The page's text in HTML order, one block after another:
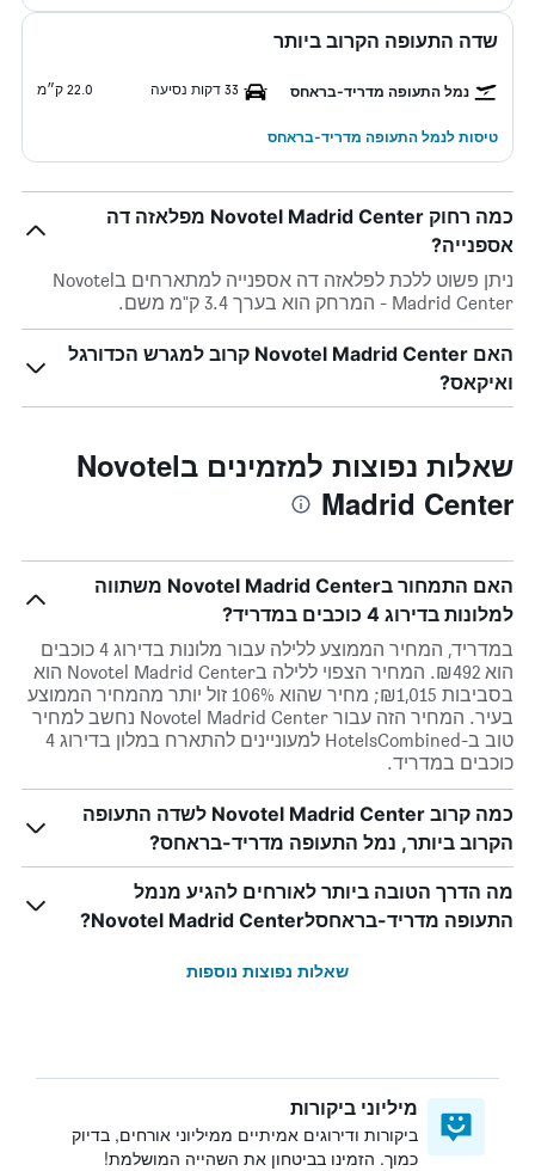
שדה התעופה הקרוב ביותר
נמל התעופה מדריד-בראחס 33 דקות נסיעה 22.0 ק״מ
טיסות לנמל התעופה מדריד-בראחס
כמה רחוק Novotel Madrid Center מפלאזה דה
אספנייה?
ניתן פשוט ללכת לפלאזה דה אספנייה למתארחים בNovotel
Madrid Center - המרחק הוא בערך 3.4 ק"מ משם.
האם Novotel Madrid Center קרוב למגרש הכדורגל
ואיקאס?
שאלות נפוצות למזמינים בNovotel
Madrid Center
האם התמחור בNovotel Madrid Center משתווה
למלונות בדירוג 4 כוכבים במדריד?
במדריד, המחיר הממוצע ללילה עבור מלונות בדירוג 4 כוכבים
הוא ₪492. המחיר הצפוי ללילה בNovotel Madrid Center הוא
בסביבות ₪1,015; מחיר שהוא 106% זול יותר מהמחיר הממוצע
בעיר. המחיר הזה עבור Novotel Madrid Center נחשב למחיר
טוב ב-HotelsCombined למעוניינים להתארח במלון בדירוג 4
כוכבים במדריד.
כמה קרוב Novotel Madrid Center לשדה התעופה
הקרוב ביותר, נמל התעופה מדריד-בראחס?
מה הדרך הטובה ביותר לאורחים להגיע מנמל
התעופה מדריד-בראחסלNovotel Madrid Center?
שאלות נפוצות נוספות
מיליוני ביקורות
ביקורות ודירוגים אמיתיים ממיליוני אורחים, בדיוק
כמוך. הזמינו בביטחון את השהייה המושלמת!